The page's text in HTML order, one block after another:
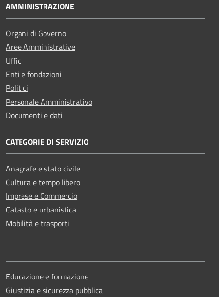
AMMINISTRAZIONE
Organi di Governo
Aree Amministrative
Uffici
Enti e fondazioni
Politici
Personale Amministrativo
Documenti e dati
CATEGORIE DI SERVIZIO
Anagrafe e stato civile
Cultura e tempo libero
Imprese e Commercio
Catasto e urbanistica
Mobilità e trasporti
Educazione e formazione
Giustizia e sicurezza pubblica